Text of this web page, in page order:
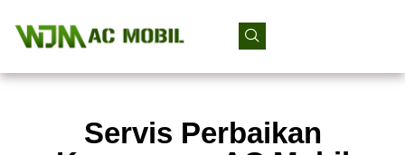
Servis Perbaikan